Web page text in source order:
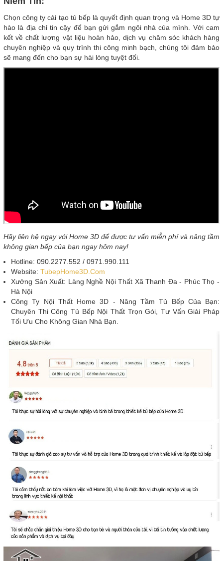
Chọn công ty cải tạo tủ bếp là quyết định quan trọng và Home 3D tự
hào là địa chỉ tin cậy để bạn gửi gắm ngôi nhà của mình. Với cam
kết về chất lượng vật liệu hoàn hảo, dịch vụ chăm sóc khách hàng
chuyên nghiệp và quy trình thi công minh bạch, chúng tôi đảm bảo
sẽ mang đến cho bạn sự hài lòng tuyệt đối.
Hãy liên hệ ngay với Home 3D để được tư vấn miễn phí và nâng tầm
không gian bếp của bạn ngay hôm nay!
Hotline: 090.2277.552 / 0971.990.111
Website: TubepHome3D.Com
Xưởng Sản Xuất: Làng Nghề Nội Thất Xã Thanh Đa - Phúc Thọ -
Hà Nội
Công Ty Nội Thất Home 3D - Nâng Tầm Tủ Bếp Của Bạn:
Chuyên Thi Công Tủ Bếp Nội Thất Trọn Gói, Tư Vấn Giải Pháp
Tối Ưu Cho Không Gian Nhà Bạn.